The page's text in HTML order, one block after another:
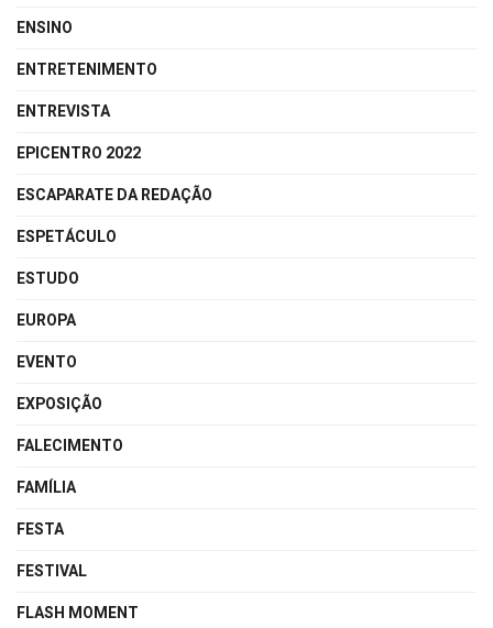
ENSINO
ENTRETENIMENTO
ENTREVISTA
EPICENTRO 2022
ESCAPARATE DA REDAÇÃO
ESPETÁCULO
ESTUDO
EUROPA
EVENTO
EXPOSIÇÃO
FALECIMENTO
FAMÍLIA
FESTA
FESTIVAL
FLASH MOMENT